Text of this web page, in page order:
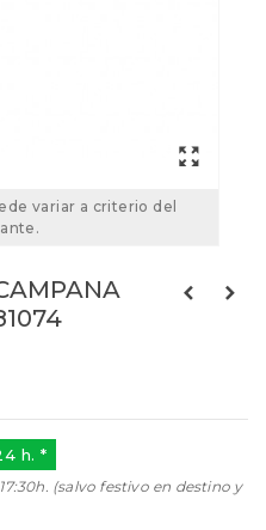
variar a criterio del
h. *
(salvo festivo en destino y